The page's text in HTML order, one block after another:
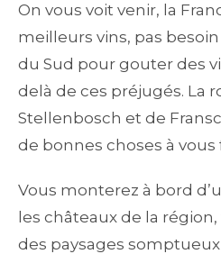
On vous voit venir, la
meilleurs vins, pas
du Sud pour gouter des
delà de ces préjugés. La
Stellenbosch et de
de bonnes choses à vous
Vous monterez à bord
les châteaux de la
des paysages